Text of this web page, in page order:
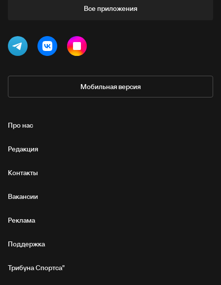
Все приложения
Мобильная версия
Про нас
Редакция
Контакты
Вакансии
Реклама
Поддержка
Трибуна Спортса"